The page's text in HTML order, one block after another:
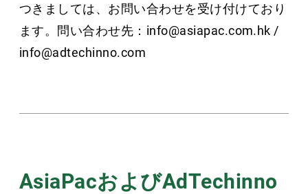
つきましては、お問い合わせを受け付けており
ます。問い合わせ先：info@asiapac.com.hk /
info@adtechinno.com
AsiaPacおよびAdTechinno